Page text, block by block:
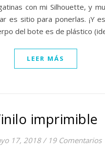
con mi Silhouette, y
es sitio para ponerlas. ¡Y
del bote es de plástico
LEER MÁS
imprimible
17, 2018 / 19 Comentarios